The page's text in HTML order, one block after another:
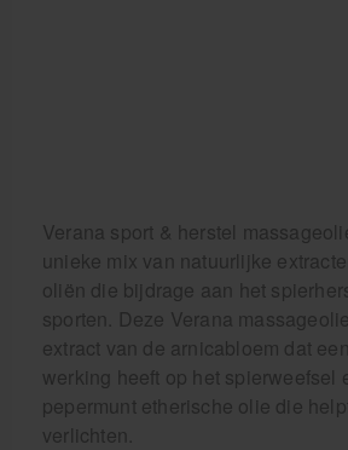
Verana sport & herstel
unieke mix van natuurlijke
oliën die bijdrage aan het
sporten. Deze Verana
extract van de arnicabloem dat
werking heeft op het spierweefsel
pepermunt etherische olie die
verlichten.